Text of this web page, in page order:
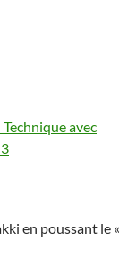
en poussant le